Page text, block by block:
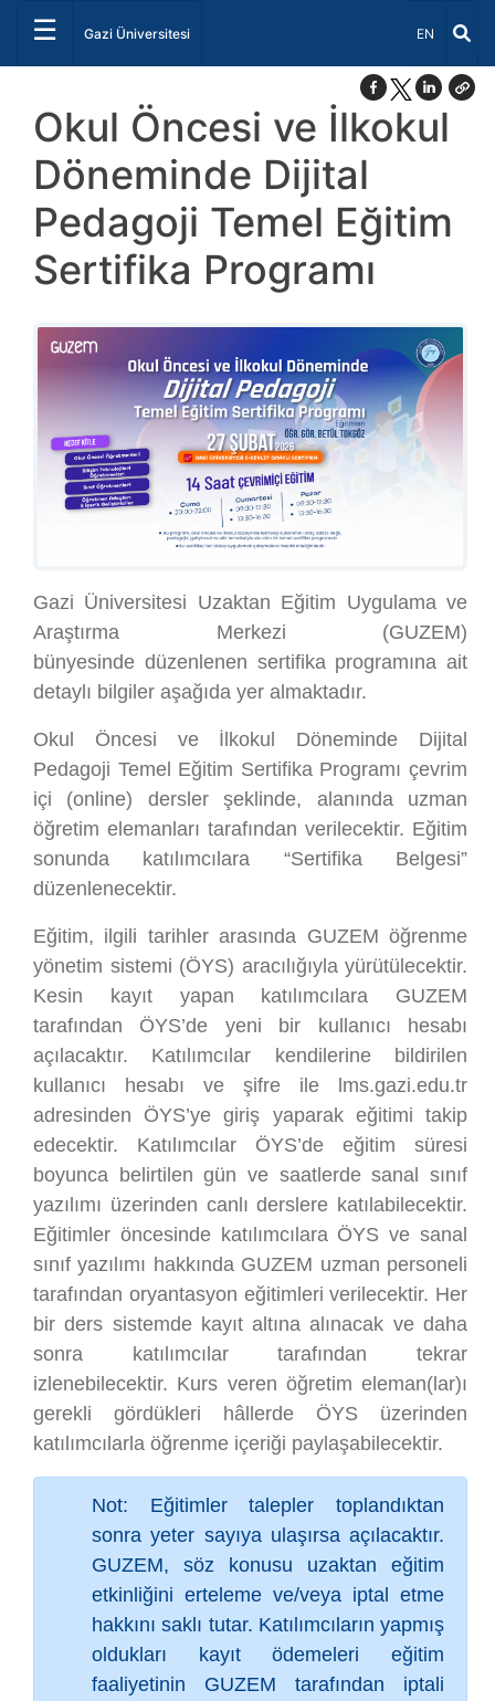
☰ Gazi Üniversitesi Dil Seçiniz
EN
Okul Öncesi ve İlkokul
Döneminde Dijital
Pedagoji Temel Eğitim
Sertifika Programı
Gazi Üniversitesi Uzaktan Eğitim Uygulama ve
Araştırma Merkezi (GUZEM)
bünyesinde düzenlenen sertifika programına ait
detaylı bilgiler aşağıda yer almaktadır.
Okul Öncesi ve İlkokul Döneminde Dijital
Pedagoji Temel Eğitim Sertifika Programı çevrim
içi (online) dersler şeklinde, alanında uzman
öğretim elemanları tarafından verilecektir. Eğitim
sonunda katılımcılara “Sertifika Belgesi”
düzenlenecektir.
Eğitim, ilgili tarihler arasında GUZEM öğrenme
yönetim sistemi (ÖYS) aracılığıyla yürütülecektir.
Kesin kayıt yapan katılımcılara GUZEM
tarafından ÖYS’de yeni bir kullanıcı hesabı
açılacaktır. Katılımcılar kendilerine bildirilen
kullanıcı hesabı ve şifre ile lms.gazi.edu.tr
adresinden ÖYS’ye giriş yaparak eğitimi takip
edecektir. Katılımcılar ÖYS’de eğitim süresi
boyunca belirtilen gün ve saatlerde sanal sınıf
yazılımı üzerinden canlı derslere katılabilecektir.
Eğitimler öncesinde katılımcılara ÖYS ve sanal
sınıf yazılımı hakkında GUZEM uzman personeli
tarafından oryantasyon eğitimleri verilecektir. Her
bir ders sistemde kayıt altına alınacak ve daha
sonra katılımcılar tarafından tekrar
izlenebilecektir. Kurs veren öğretim eleman(lar)ı
gerekli gördükleri hâllerde ÖYS üzerinden
katılımcılarla öğrenme içeriği paylaşabilecektir.
Not: Eğitimler talepler toplandıktan
sonra yeter sayıya ulaşırsa açılacaktır.
GUZEM, söz konusu uzaktan eğitim
etkinliğini erteleme ve/veya iptal etme
hakkını saklı tutar. Katılımcıların yapmış
oldukları kayıt ödemeleri eğitim
faaliyetinin GUZEM tarafından iptali